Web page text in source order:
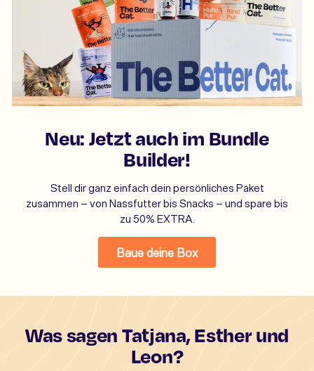
Neu: Jetzt auch im Bundle
Builder!
Stell dir ganz einfach dein persönliches Paket
zusammen – von Nassfutter bis Snacks – und spare bis
zu 50% EXTRA.
Baue deine Box
Was sagen Tatjana, Esther und
Leon?